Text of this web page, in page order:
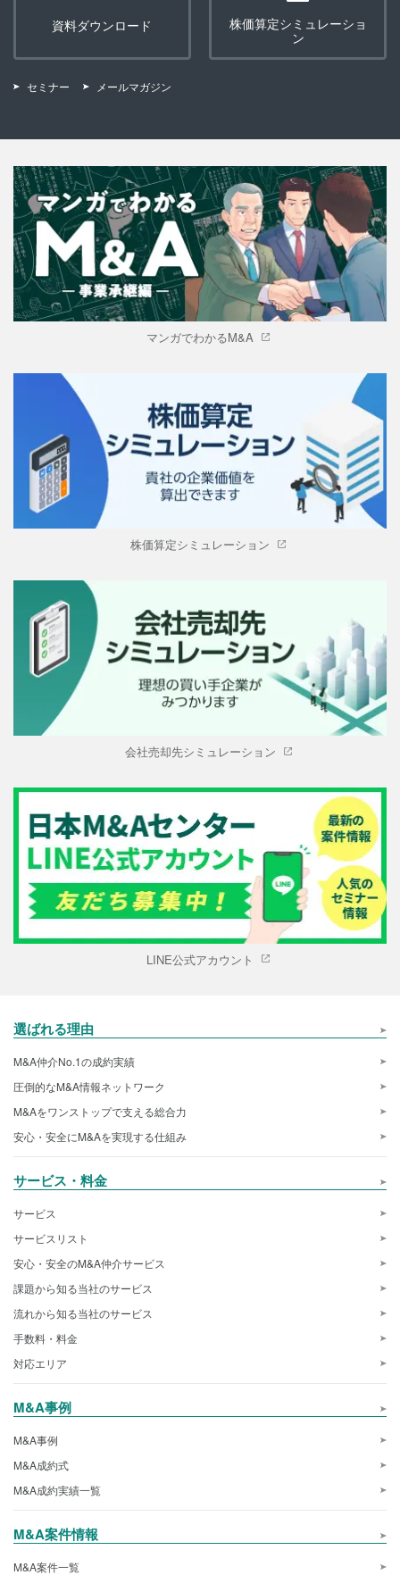
資料ダウンロード
株価算定シミュレーショ
ン
セミナー メールマガジン
マンガでわかるM&A
株価算定シミュレーション
会社売却先シミュレーション
LINE公式アカウント
選ばれる理由
M&A仲介No.1の成約実績
圧倒的なM&A情報ネットワーク
M&Aをワンストップで支える総合力
安心・安全にM&Aを実現する仕組み
サービス・料金
サービス
サービスリスト
安心・安全のM&A仲介サービス
課題から知る当社のサービス
流れから知る当社のサービス
手数料・料金
対応エリア
M&A事例
M&A事例
M&A成約式
M&A成約実績一覧
M&A案件情報
M&A案件一覧